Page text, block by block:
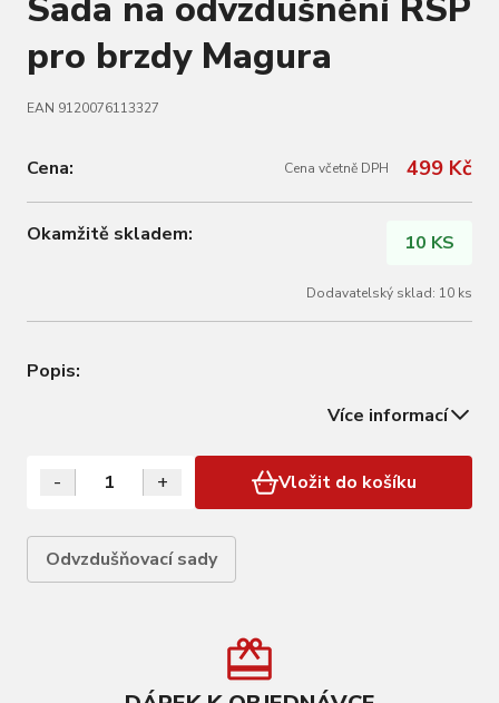
pro brzdy Magura
EAN 9120076113327
Cena: Cena včetně DPH 499 Kč
Okamžitě skladem: 10 KS
Dodavatelský sklad: 10 ks
Popis:
Více informací
- + Vložit do košíku
Odvzdušňovací sady